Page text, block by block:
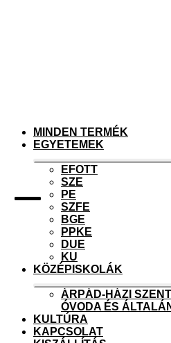
MINDEN TERMÉK
EGYETEMEK
EFOTT
SZE
PE
SZFE
BGE
PPKE
DUE
KU
KÖZÉPISKOLÁK
ÁRPÁD-HÁZI
ÓVODA ÉS
KULTÚRA
KAPCSOLAT